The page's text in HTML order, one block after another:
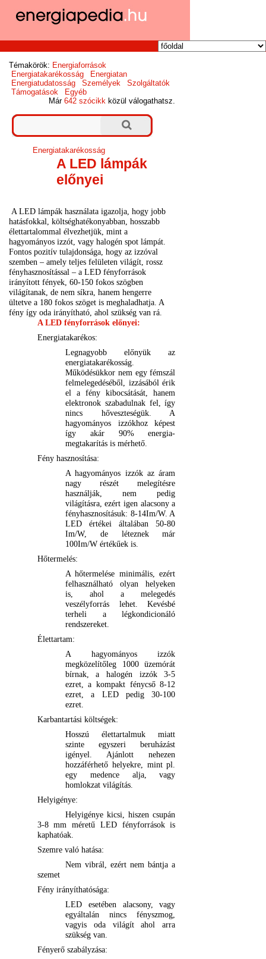
Témakörök: Energiaforrások
Energiatakarékosság
Energiatan
Energiatudatosság
Személyek
Szolgáltatók
Támogatások
Egyéb
Már642 szócikk közül válogathatsz.
Energiatakarékosság
A LED lámpák
előnyei
A LED lámpák használata igazolja, hogy jobb
hatásfokkal, költséghatékonyabban, hosszabb
élettartalommal élvezhetjük, mint a
hagyományos izzót, vagy halogén spot lámpát.
Fontos pozitív tulajdonsága, hogy az izzóval
szemben – amely teljes felületen világít, rossz
fényhasznosítással – a LED fényforrások
irányított fények, 60-150 fokos szögben
világítanak, de nem síkra, hanem hengerre
ültetve a 180 fokos szöget is meghaladhatja. A
fény így oda irányítható, ahol szükség van rá.
A LED fényforrások előnyei:
Energiatakarékos:
Legnagyobb előnyük az
energiatakarékosság.
Működésükkor nem egy fémszál
felmelegedéséből, izzásából érik
el a fény kibocsátását, hanem
elektronok szabadulnak fel, így
nincs hőveszteségük. A
hagyományos izzókhoz képest
így akár 90% energia-
megtakarítás is mérhető.
Fény hasznosítása:
A hagyományos izzók az áram
nagy részét melegítésre
használják, nem pedig
világításra, ezért igen alacsony a
fényhasznosításuk: 8-14Im/W. A
LED értékei általában 50-80
Im/W, de léteznek már
100Im/W értékűek is.
Hőtermelés:
A hőtermelése minimális, ezért
felhasználható olyan helyeken
is, ahol a melegedés
veszélyforrás lehet. Kevésbé
terheli a légkondicionáló
rendszereket.
Élettartam:
A hagyományos izzók
megközelítőleg 1000 üzemórát
bírnak, a halogén izzók 3-5
ezret, a kompakt fénycső 8-12
ezret, a LED pedig 30-100
ezret.
Karbantartási költségek:
Hosszú élettartalmuk miatt
szinte egyszeri beruházást
igényel. Ajánlott nehezen
hozzáférhető helyekre, mint pl.
egy medence alja, vagy
homlokzat világítás.
Helyigénye:
Helyigénye kicsi, hiszen csupán
3-8 mm méretű LED fényforrások is
kaphatóak.
Szemre való hatása:
Nem vibrál, ezért nem bántja a
szemet
Fény irányíthatósága:
LED esetében alacsony, vagy
egyáltalán nincs fényszmog,
vagyis oda világít ahol arra
szükség van.
Fényerő szabályzása: